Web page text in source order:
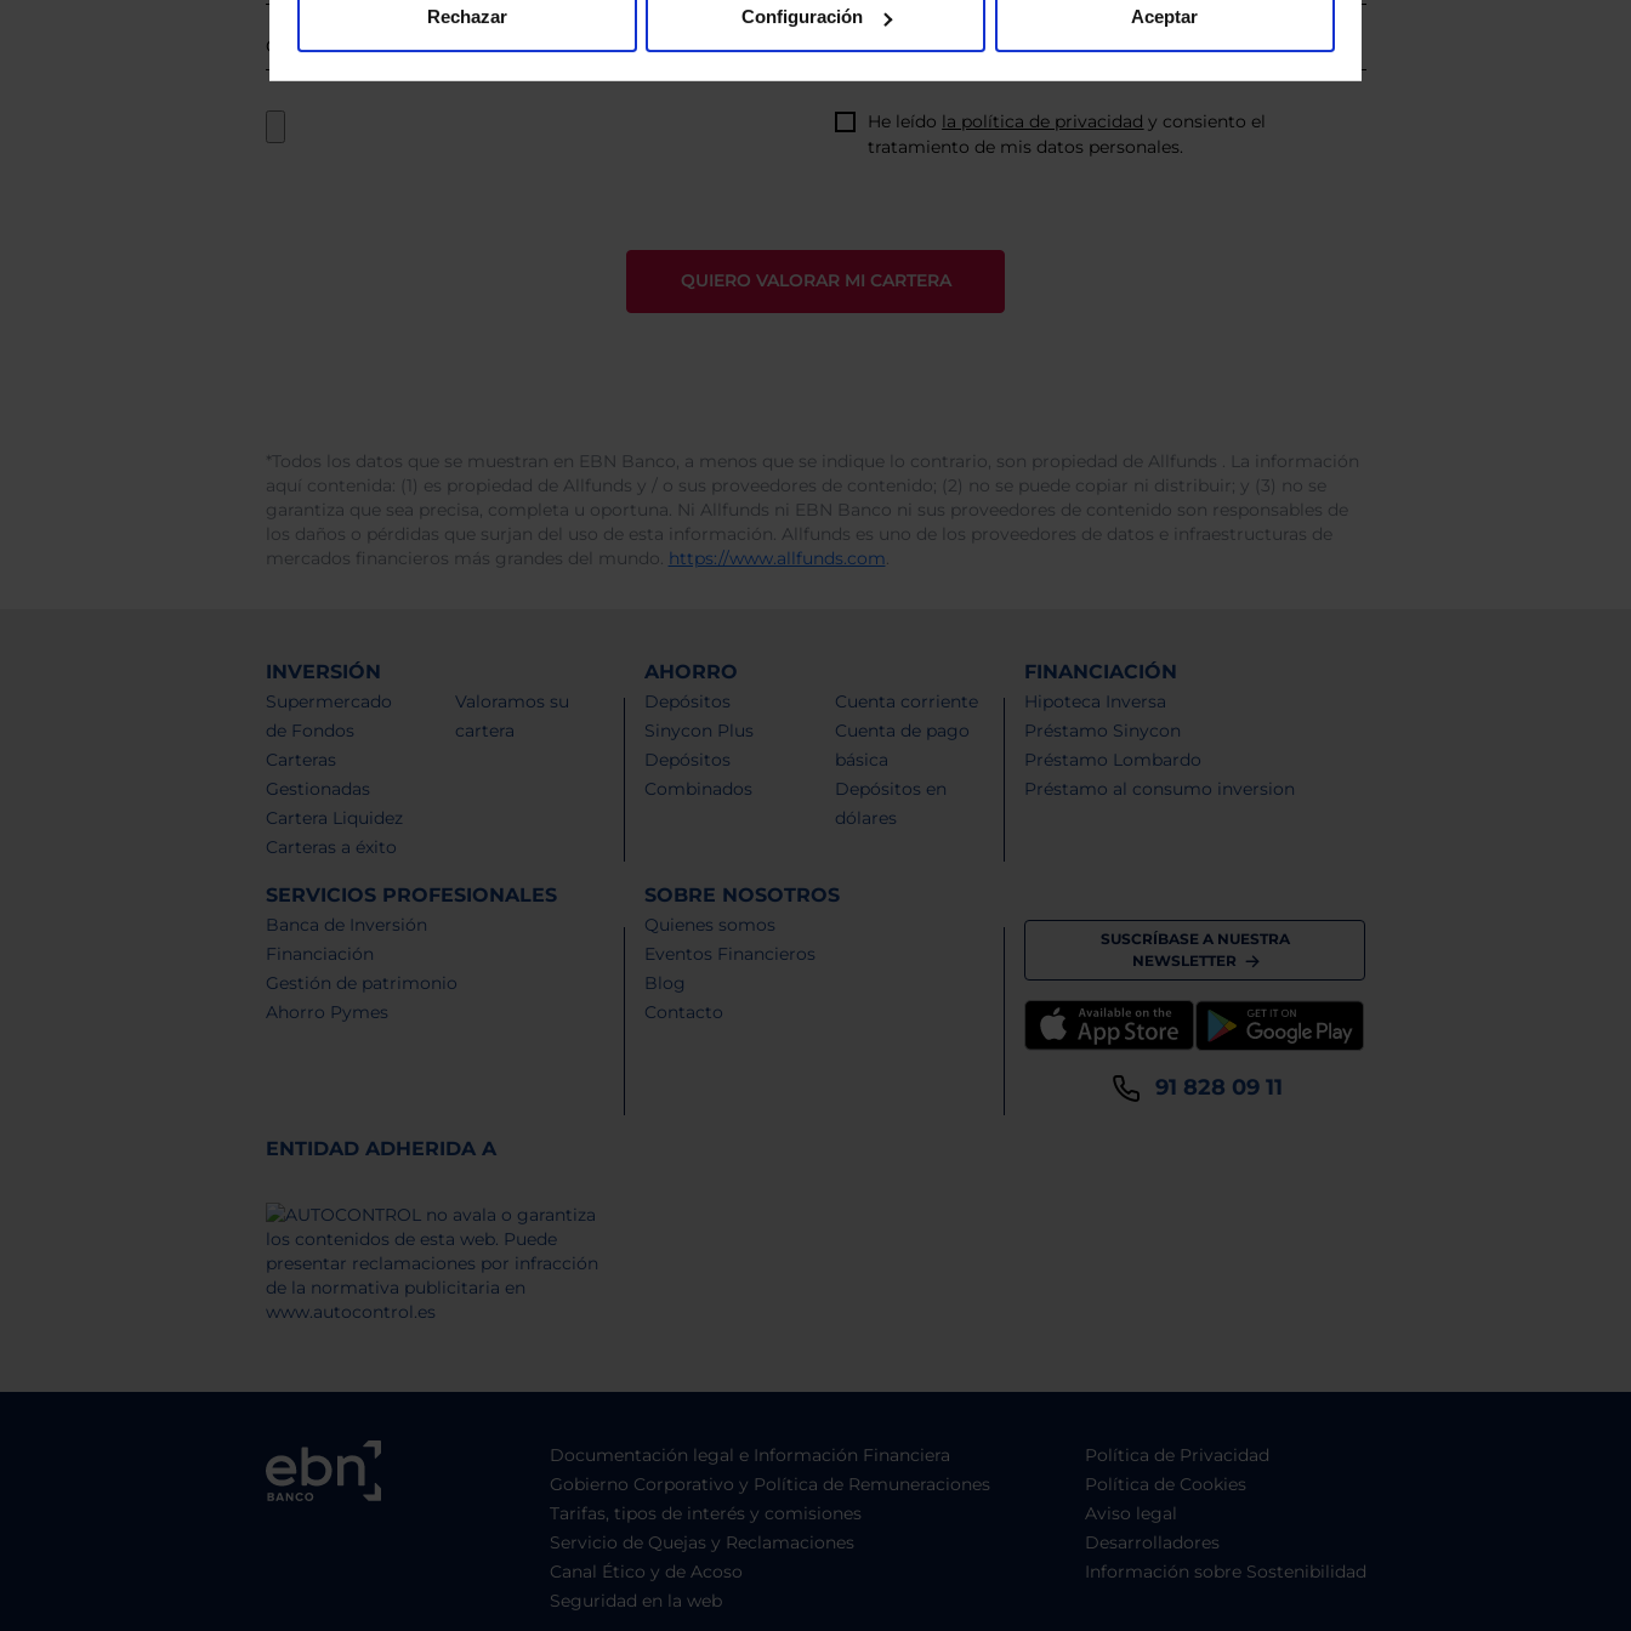
Rechazar Configuración Aceptar
He leído la política de privacidad y consiento el
tratamiento de mis datos personales.
*Todos los datos que se muestran en EBN Banco, a menos que se indique lo contrario, son propiedad de Allfunds . La información
aquí contenida: (1) es propiedad de Allfunds y / o sus proveedores de contenido; (2) no se puede copiar ni distribuir; y (3) no se
garantiza que sea precisa, completa u oportuna. Ni Allfunds ni EBN Banco ni sus proveedores de contenido son responsables de
los daños o pérdidas que surjan del uso de esta información. Allfunds es uno de los proveedores de datos e infraestructuras de
mercados financieros más grandes del mundo. https://www.allfunds.com.
INVERSIÓN
Supermercado
de Fondos
Carteras
Gestionadas
Cartera Liquidez
Carteras a éxito
Valoramos su
cartera
AHORRO
Depósitos
Sinycon Plus
Depósitos
Combinados
Cuenta corriente
Cuenta de pago
básica
Depósitos en
dólares
FINANCIACIÓN
Hipoteca Inversa
Préstamo Sinycon
Préstamo Lombardo
Préstamo al consumo inversion
SERVICIOS PROFESIONALES
Banca de Inversión
Financiación
Gestión de patrimonio
Ahorro Pymes
SOBRE NOSOTROS
Quienes somos
Eventos Financieros
Blog
Contacto
SUSCRÍBASE A NUESTRA
NEWSLETTER
91 828 09 11
ENTIDAD ADHERIDA A
Documentación legal e Información Financiera
Gobierno Corporativo y Política de Remuneraciones
Tarifas, tipos de interés y comisiones
Servicio de Quejas y Reclamaciones
Canal Ético y de Acoso
Seguridad en la web
Política de Privacidad
Política de Cookies
Aviso legal
Desarrolladores
Información sobre Sostenibilidad